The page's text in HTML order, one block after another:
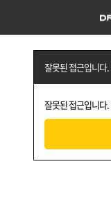
잘못된 접근입니다.
잘못된 접근입니다.